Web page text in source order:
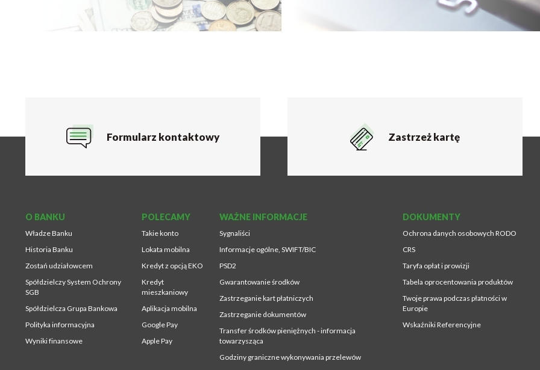
Formularz kontaktowy Zastrzeż kartę
O BANKU
Władze Banku
Historia Banku
Zostań udziałowcem
Spółdzielczy System Ochrony
SGB
Spółdzielcza Grupa Bankowa
Polityka informacyjna
Wyniki finansowe
POLECAMY
Takie konto
Lokata mobilna
Kredyt z opcją EKO
Kredyt
mieszkaniowy
Aplikacja mobilna
Google Pay
Apple Pay
WAŻNE INFORMACJE
Sygnaliści
Informacje ogólne, SWIFT/BIC
PSD2
Gwarantowanie środków
Zastrzeganie kart płatniczych
Zastrzeganie dokumentów
Transfer środków pieniężnych - informacja
towarzysząca
Godziny graniczne wykonywania przelewów
DOKUMENTY
Ochrona danych osobowych RODO
CRS
Taryfa opłat i prowizji
Tabela oprocentowania produktów
Twoje prawa podczas płatności w
Europie
Wskaźniki Referencyjne